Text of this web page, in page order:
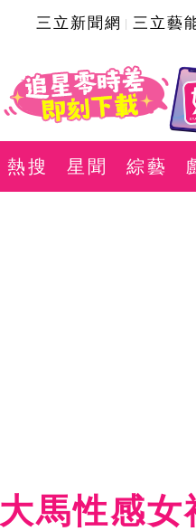
三立新聞網 三立藝
熱搜 星聞 綜藝
大馬性感女